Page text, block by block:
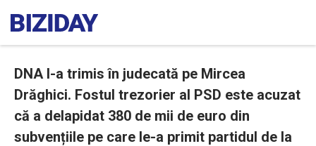
DNA l-a trimis în judecată pe Mircea
Drăghici. Fostul trezorier al PSD este acuzat
că a delapidat 380 de mii de euro din
subvențiile pe care le-a primit partidul de la